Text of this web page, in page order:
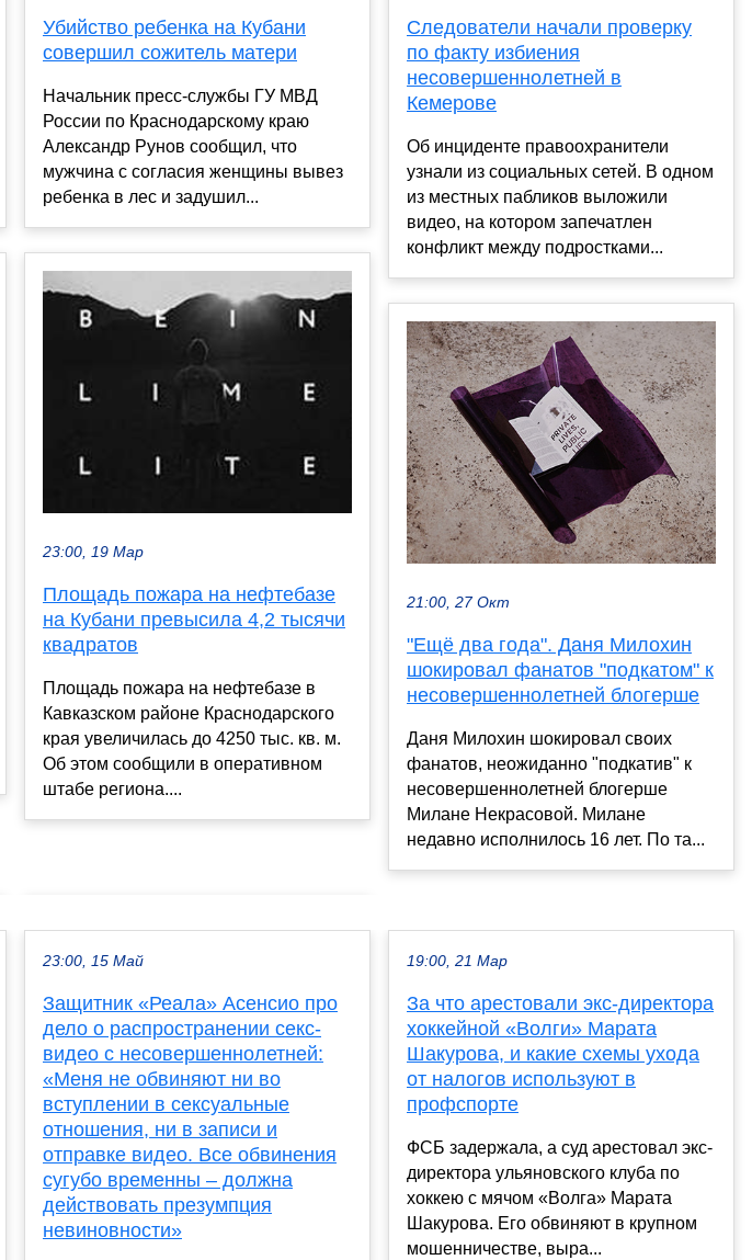
Убийство ребенка на Кубани
совершил сожитель матери
Начальник пресс-службы ГУ МВД
России по Краснодарскому краю
Александр Рунов сообщил, что
мужчина с согласия женщины вывез
ребенка в лес и задушил...
23:00, 19 Мар
Площадь пожара на нефтебазе
на Кубани превысила 4,2 тысячи
квадратов
Площадь пожара на нефтебазе в
Кавказском районе Краснодарского
края увеличилась до 4250 тыс. кв. м.
Об этом сообщили в оперативном
штабе региона....
Следователи начали проверку
по факту избиения
несовершеннолетней в
Кемерове
Об инциденте правоохранители
узнали из социальных сетей. В одном
из местных пабликов выложили
видео, на котором запечатлен
конфликт между подростками...
21:00, 27 Окт
"Ещё два года". Даня Милохин
шокировал фанатов "подкатом" к
несовершеннолетней блогерше
Даня Милохин шокировал своих
фанатов, неожиданно "подкатив" к
несовершеннолетней блогерше
Милане Некрасовой. Милане
недавно исполнилось 16 лет. По та...
23:00, 15 Май
Защитник «Реала» Асенсио про
дело о распространении секс-
видео с несовершеннолетней:
«Меня не обвиняют ни во
вступлении в сексуальные
отношения, ни в записи и
отправке видео. Все обвинения
сугубо временны – должна
действовать презумпция
невиновности»
19:00, 21 Мар
За что арестовали экс-директора
хоккейной «Волги» Марата
Шакурова, и какие схемы ухода
от налогов используют в
профспорте
ФСБ задержала, а суд арестовал экс-
директора ульяновского клуба по
хоккею с мячом «Волга» Марата
Шакурова. Его обвиняют в крупном
мошенничестве, выра...